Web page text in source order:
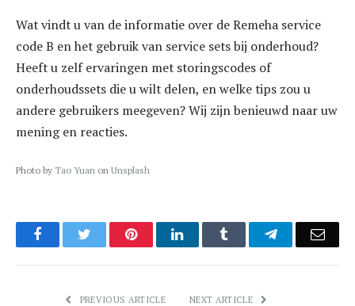
Wat vindt u van de informatie over de Remeha service
code B en het gebruik van service sets bij onderhoud?
Heeft u zelf ervaringen met storingscodes of
onderhoudssets die u wilt delen, en welke tips zou u
andere gebruikers meegeven? Wij zijn benieuwd naar uw
mening en reacties.
Photo by Tao Yuan on Unsplash
FacebookTwitter PinterestLinkedIn Tumblr Telegram
PREVIOUS ARTICLE NEXT ARTICLE